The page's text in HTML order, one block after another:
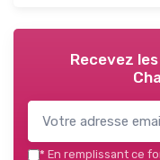
Recevez
* En remplissant ce